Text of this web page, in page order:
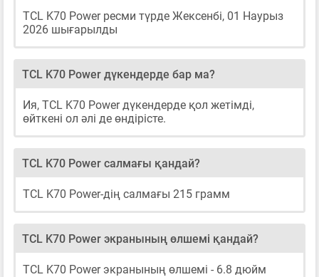
TCL K70 Power ресми түрде Жексенбі, 01 Наурыз
2026 шығарылды
TCL K70 Power дүкендерде бар ма?
Ия, TCL K70 Power дүкендерде қол жетімді,
өйткені ол әлі де өндірісте.
TCL K70 Power салмағы қандай?
TCL K70 Power-дің салмағы 215 грамм
TCL K70 Power экранының өлшемі қандай?
TCL K70 Power экранының өлшемі - 6.8 дюйм